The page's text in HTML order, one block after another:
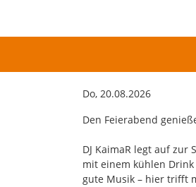
Do, 20.08.2026
Den Feierabend
DJ KaimaR legt auf
mit einem kühlen
gute Musik – hier trifft